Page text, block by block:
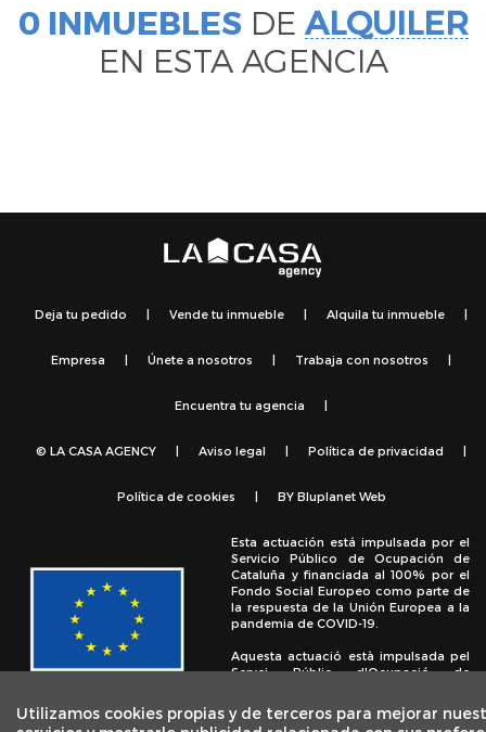
Utilizamos cookies propias y de terceros para mejorar
0 INMUEBLESDE ALQUILER
EN ESTA AGENCIA
Deja tu pedido | Vende tu inmueble | Alquila tu inmueble |
Empresa | Únete a nosotros | Trabaja con nosotros |
Encuentra tu agencia |
© LA CASA AGENCY | Aviso legal | Política de privacidad |
Política de cookies | BY Bluplanet Web
Esta actuación está impulsada por el
Servicio Público de Ocupación de
Cataluña y financiada al 100% por el
Fondo Social Europeo como parte de
la respuesta de la Unión Europea a la
pandemia de COVID-19.
Aquesta actuació està impulsada pel
Servei Públic d'Ocupació de
resposta de la Unió Europea a la